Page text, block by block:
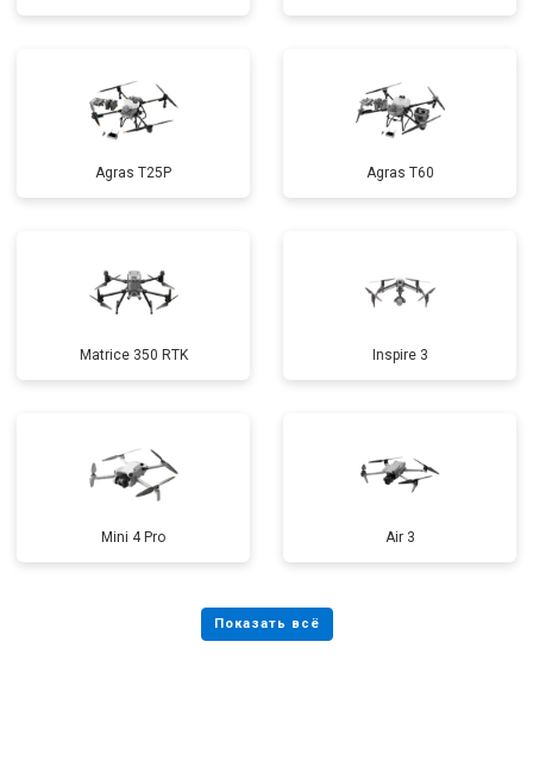
Agras T25P Agras T60
Matrice 350 RTK Inspire 3
Mini 4 Pro Air 3